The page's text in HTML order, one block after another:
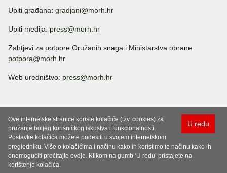
Upiti građana: gradjani@morh.hr
Upiti medija: press@morh.hr
Zahtjevi za potpore Oružanih snaga i Ministarstva obrane:
potpora@morh.hr
Web uredništvo: press@morh.hr
U redu
Ove internetske stranice koriste kolačiće (tzv. cookies) za
pružanje boljeg korisničkog iskustva i funkcionalnosti.
Postavke kolačića možete podesiti u svojem internetskom
pregledniku. Više o kolačićima i načinu kako ih koristimo te načinu kako ih
onemogućiti pročitajte ovdje. Klikom na gumb ‘U redu’ pristajete na
korištenje kolačića.